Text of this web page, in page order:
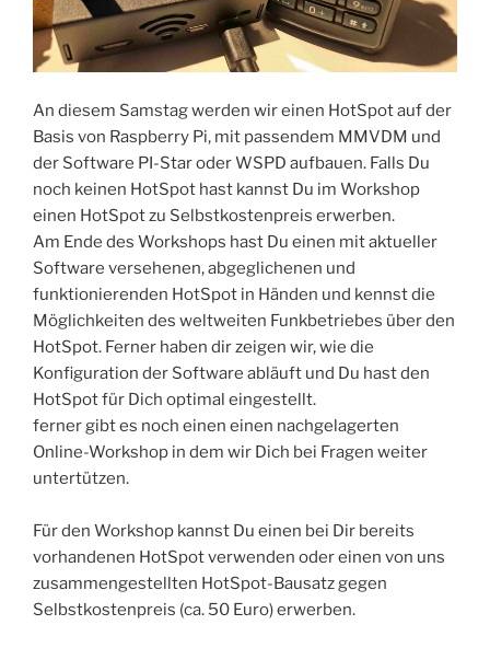
An diesem Samstag werden wir einen HotSpot auf der
Basis von Raspberry Pi, mit passendem MMVDM und
der Software PI-Star oder WSPD aufbauen. Falls Du
noch keinen HotSpot hast kannst Du im Workshop
einen HotSpot zu Selbstkostenpreis erwerben.
Am Ende des Workshops hast Du einen mit aktueller
Software versehenen, abgeglichenen und
funktionierenden HotSpot in Händen und kennst die
Möglichkeiten des weltweiten Funkbetriebes über den
HotSpot. Ferner haben dir zeigen wir, wie die
Konfiguration der Software abläuft und Du hast den
HotSpot für Dich optimal eingestellt.
ferner gibt es noch einen einen nachgelagerten
Online-Workshop in dem wir Dich bei Fragen weiter
untertützen.
Für den Workshop kannst Du einen bei Dir bereits
vorhandenen HotSpot verwenden oder einen von uns
zusammengestellten HotSpot-Bausatz gegen
Selbstkostenpreis (ca. 50 Euro) erwerben.